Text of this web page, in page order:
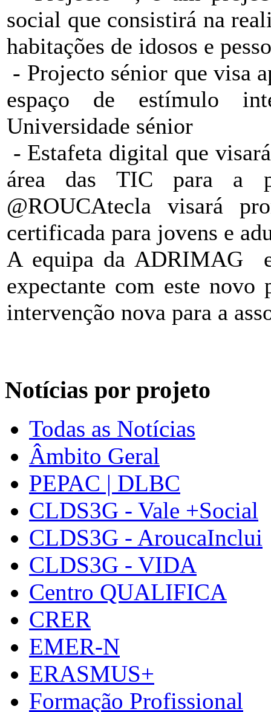
social que consistirá na
habitações de idosos e
- Projecto sénior que visa
espaço de estímulo
Universidade sénior
- Estafeta digital que
área das TIC para a
@ROUCAtecla visará
certificada para jovens e
A equipa da ADRIMAG
expectante com este novo
intervenção nova para a
Notícias por projeto
Todas as Notícias
Âmbito Geral
PEPAC | DLBC
CLDS3G - Vale +Social
CLDS3G - AroucaInclui
CLDS3G - VIDA
Centro QUALIFICA
CRER
EMER-N
ERASMUS+
Formação Profissional